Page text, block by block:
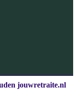
jouwretraite.nl